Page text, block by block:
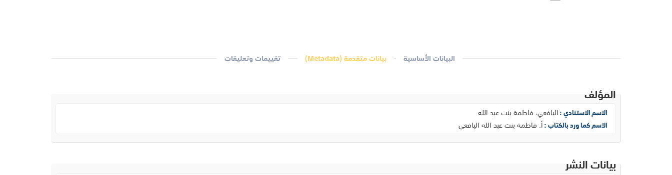
البيانات الأساسية بيانات متقدمة (Metadata) تقييمات وتعليقات
المؤلف
الاسم الاستنادي :اليافعي، فاطمة بنت عبد الله
الاسم كما ورد بالكتاب :أ. فاطمة بنت عبد الله اليافعي
بيانات النشر